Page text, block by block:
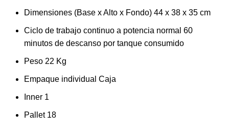
Dimensiones (Base x Alto x Fondo) 44 x 38 x 35 cm
Ciclo de trabajo continuo a potencia normal 60
minutos de descanso por tanque consumido
Peso 22 Kg
Empaque individual Caja
Inner 1
Pallet 18